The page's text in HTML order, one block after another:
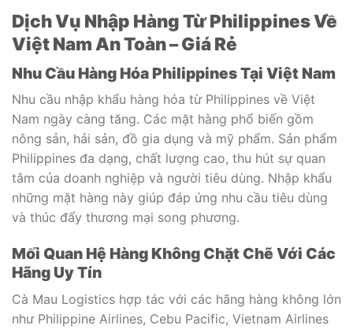
Dịch Vụ Nhập Hàng Từ Philippines Về
Việt Nam An Toàn – Giá Rẻ
Nhu Cầu Hàng Hóa Philippines Tại Việt Nam
Nhu cầu nhập khẩu hàng hóa từ Philippines về Việt
Nam ngày càng tăng. Các mặt hàng phổ biến gồm
nông sản, hải sản, đồ gia dụng và mỹ phẩm. Sản phẩm
Philippines đa dạng, chất lượng cao, thu hút sự quan
tâm của doanh nghiệp và người tiêu dùng. Nhập khẩu
những mặt hàng này giúp đáp ứng nhu cầu tiêu dùng
và thúc đẩy thương mại song phương.
Mối Quan Hệ Hàng Không Chặt Chẽ Với Các
Hãng Uy Tín
Cà Mau Logistics hợp tác với các hãng hàng không lớn
như Philippine Airlines, Cebu Pacific, Vietnam Airlines